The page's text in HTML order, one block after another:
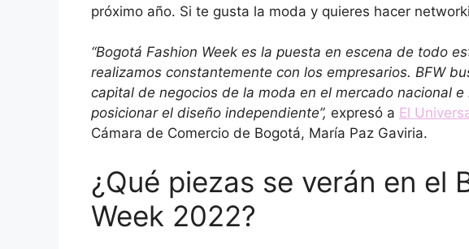
próximo año. Si te gusta la moda y quieres hacer
“Bogotá Fashion Week es la puesta en escena de todo
realizamos constantemente con los empresarios. BFW
capital de negocios de la moda en el mercado nacional
posicionar el diseño independiente”, expresó a El
Cámara de Comercio de Bogotá, María Paz Gaviria.
¿Qué piezas se verán en el
Week 2022?